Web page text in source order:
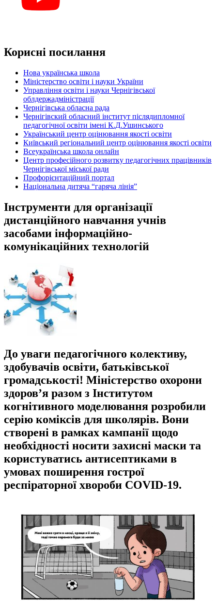
Корисні посилання
Нова українська школа
Міністерство освіти і науки України
Управління освіти і науки Чернігівської
облдержадміністрації
Чернігівська обласна рада
Чернігівский обласний інститут післядипломної
педагогічної освіти імені К.Д.Ушинського
Український центр оцінювання якості освіти
Київський регіональний центр оцінювання якості освіти
Всеукраїнська школа онлайн
Центр професійного розвитку педагогічних працівників
Чернігівської міської ради
Профорієнтаційний портал
Національна дитяча “гаряча лінія”
Інструменти для організації
дистанційного навчання учнів
засобами інформаційно-
комунікаційних технологій
До уваги педагогічного колективу,
здобувачів освіти, батьківської
громадськості! Міністерство охорони
здоров’я разом з Інститутом
когнітивного моделювання розробили
серію коміксів для школярів. Вони
створені в рамках кампанії щодо
необхідності носити захисні маски та
користуватись антисептиками в
умовах поширення гострої
респіраторної хвороби COVID-19.